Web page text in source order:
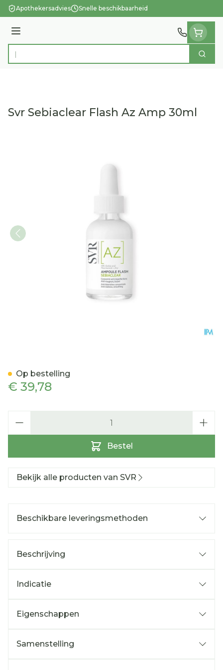
Ga naar de inhoud
Apothekersadvies Snelle beschikbaarheid
Menu
Product, merk, categorie... Zoek
Svr Sebiaclear Flash Az Amp 30ml
€ 39,78
Bestel
Op bestelling
Bekijk alle producten van SVR
Beschikbare leveringsmethoden
Beschrijving
Indicatie
Eigenschappen
Samenstelling